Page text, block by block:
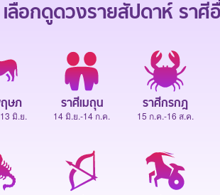
เลือกดูดวงรายสัปดาห์ราศี
ษภ
มิ.ย.
ราศีเมถุน
14 มิ.ย.-14 ก.ค.
ราศีกรกฎ
15 ก.ค.-16 ส.ค.